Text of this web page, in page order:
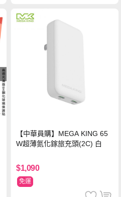
【中華員購】MEGA KING 65
W超薄氮化鎵旅充頭(2C) 白
$1,090
免運